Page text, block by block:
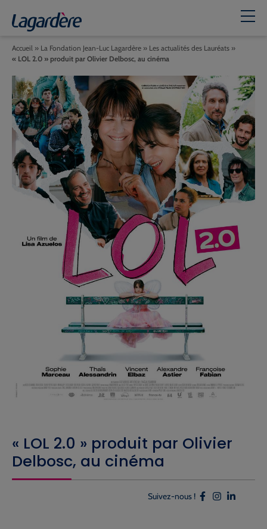
« LOL 2.0 » produit par Olivier
Delbosc, au cinéma
Accueil » La Fondation Jean-Luc Lagardère » Les actualités des Lauréats »
« LOL 2.0 » produit par Olivier Delbosc, au cinéma
Suivez-nous !